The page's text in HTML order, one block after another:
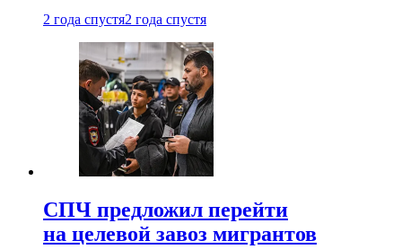
2 года спустя2 года спустя
СПЧ предложил перейти
на целевой завоз мигрантов